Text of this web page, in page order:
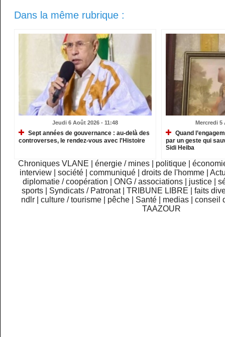
Dans la même rubrique :
Jeudi 6 Août 2026 - 11:48
Sept années de gouvernance : au-delà des
controverses, le rendez-vous avec l'Histoire
Mercredi 5
Quand
par un geste qui
Sidi Heiba
Chroniques VLANE énergie / mines politique
interview
|société |communiqué |droits de l'homme |
diplomatie / coopération
ONG / associations justice
sports
Syndicats / Patronat TRIBUNE LIBRE
faits
ndlr
|culture / tourisme pêche Santé medias |conseil
TAAZOUR